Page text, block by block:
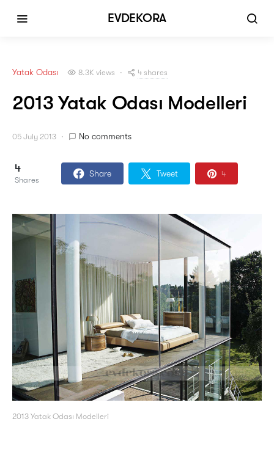
EVDEKORA
Yatak Odası 8.3K views 4 shares
2013 Yatak Odası Modelleri
05 July 2013 No comments
4
Shares
Share Tweet 4
2013 Yatak Odası Modelleri